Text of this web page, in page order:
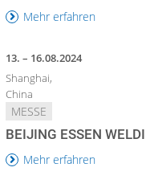
Mehr erfahren
13. – 16.08.2024
Shanghai,
China
MESSE
BEIJING ESSEN
Mehr erfahren